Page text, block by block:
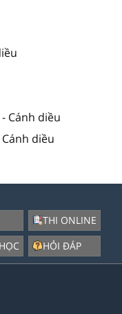
Cánh diều
diều
THI ONLINE
HỎI ĐÁP